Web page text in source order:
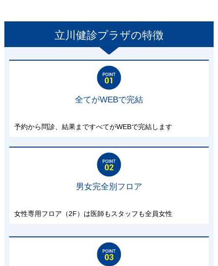
立川健診プラザの特徴
全てがWEBで完結
予約から問診、結果まですべてがWEBで完結します
男女完全別フロア
女性専用フロア（2F）は医師もスタッフも全員女性